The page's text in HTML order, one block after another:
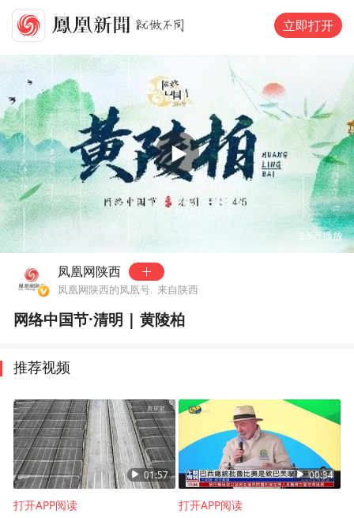
立即打开
可试看120秒，去凤凰网新闻客户端 观看
00:00 01:26
3.5万播放
凤凰网陕西
凤凰网陕西的凤凰号. 来自陕西
网络中国节·清明 | 黄陵柏
推荐视频
01:57
打开APP阅读
00:34
打开APP阅读